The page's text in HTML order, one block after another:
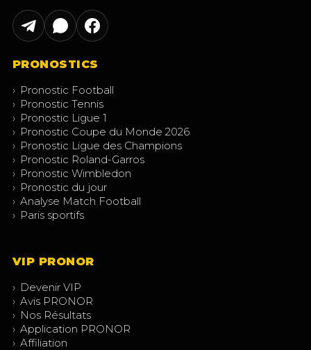
PRONOSTICS
› Pronostic Football
› Pronostic Tennis
› Pronostic Ligue 1
› Pronostic Coupe du Monde 2026
› Pronostic Ligue des Champions
› Pronostic Roland-Garros
› Pronostic Wimbledon
› Pronostic du jour
› Analyse Match Football
› Paris sportifs
VIP PRONOR
› Devenir VIP
› Avis PRONOR
› Nos Résultats
› Application PRONOR
› Affiliation